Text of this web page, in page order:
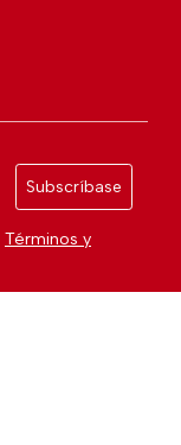
Subscríbase
Términos y